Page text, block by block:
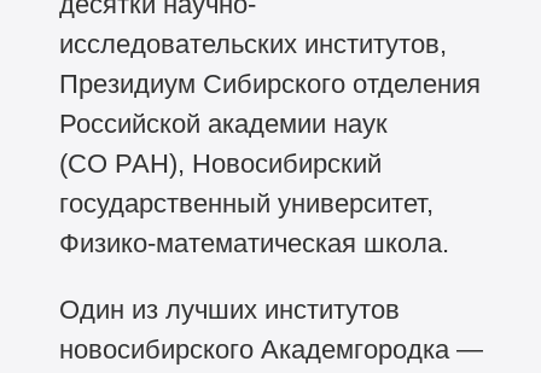
исследовательских институтов,
Президиум Сибирского отделения
Российской академии наук
(СО РАН), Новосибирский
государственный университет,
Физико-математическая школа.
Один из лучших институтов
новосибирского Академгородка —